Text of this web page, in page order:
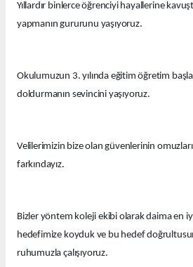
Yıllardır binlerce öğrenciyi hayallerine
yapmanın gururunu yaşıyoruz.
Okulumuzun 3. yılında eğitim öğretim
doldurmanın sevincini yaşıyoruz.
Velilerimizin bize olan güvenlerinin
farkındayız.
Bizler yöntem koleji ekibi olarak daima en iyi
hedefimize koyduk ve bu hedef
ruhumuzla çalışıyoruz.